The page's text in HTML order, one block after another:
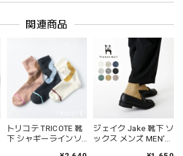
関連商品
トリコテ TRICOTE 靴
下 シャギーラインソ
ジェイク Jake 靴下 ソ
ックス メンズ MEN'S